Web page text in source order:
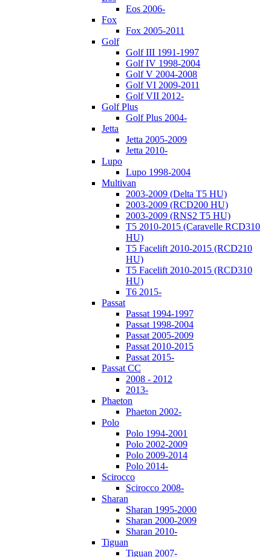
Eos 2006-
Fox
Fox 2005-2011
Golf
Golf III 1991-1997
Golf IV 1998-2004
Golf V 2004-2008
Golf VI 2009-2011
Golf VII 2012-
Golf Plus
Golf Plus 2004-
Jetta
Jetta 2005-2009
Jetta 2010-
Lupo
Lupo 1998-2004
Multivan
2003-2009 (Delta T5 HU)
2003-2009 (RCD200 HU)
2003-2009 (RNS2 T5 HU)
T5 2010-2015 (Caravelle RCD310
HU)
T5 Facelift 2010-2015 (RCD210
HU)
T5 Facelift 2010-2015 (RCD310
HU)
T6 2015-
Passat
Passat 1994-1997
Passat 1998-2004
Passat 2005-2009
Passat 2010-2015
Passat 2015-
Passat CC
2008 - 2012
2013-
Phaeton
Phaeton 2002-
Polo
Polo 1994-2001
Polo 2002-2009
Polo 2009-2014
Polo 2014-
Scirocco
Scirocco 2008-
Sharan
Sharan 1995-2000
Sharan 2000-2009
Sharan 2010-
Tiguan
Tiguan 2007-